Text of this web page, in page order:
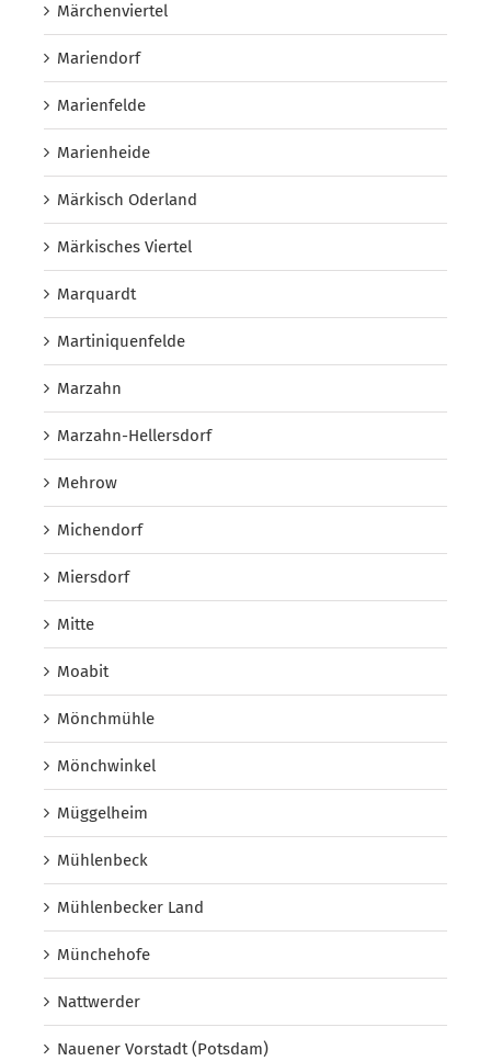
Märchenviertel
Mariendorf
Marienfelde
Marienheide
Märkisch Oderland
Märkisches Viertel
Marquardt
Martiniquenfelde
Marzahn
Marzahn-Hellersdorf
Mehrow
Michendorf
Miersdorf
Mitte
Moabit
Mönchmühle
Mönchwinkel
Müggelheim
Mühlenbeck
Mühlenbecker Land
Münchehofe
Nattwerder
Nauener Vorstadt (Potsdam)